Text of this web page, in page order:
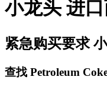
小龙头 进
紧急购买要求
查找 Petroleum